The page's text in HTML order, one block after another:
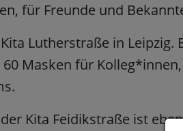
für Freunde und
Kita Lutherstraße in
60 Masken für
Kita Feidikstraße ist